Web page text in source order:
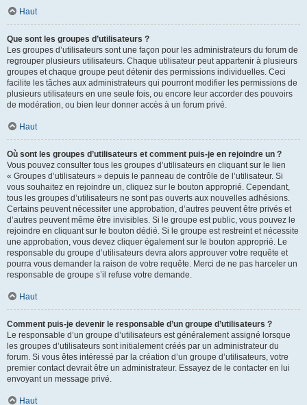
Haut
Que sont les groupes d’utilisateurs ?
Les groupes d’utilisateurs sont une façon pour les administrateurs du forum de
regrouper plusieurs utilisateurs. Chaque utilisateur peut appartenir à plusieurs
groupes et chaque groupe peut détenir des permissions individuelles. Ceci
facilite les tâches aux administrateurs qui pourront modifier les permissions de
plusieurs utilisateurs en une seule fois, ou encore leur accorder des pouvoirs
de modération, ou bien leur donner accès à un forum privé.
Haut
Où sont les groupes d’utilisateurs et comment puis-je en rejoindre un ?
Vous pouvez consulter tous les groupes d’utilisateurs en cliquant sur le lien
« Groupes d’utilisateurs » depuis le panneau de contrôle de l’utilisateur. Si
vous souhaitez en rejoindre un, cliquez sur le bouton approprié. Cependant,
tous les groupes d’utilisateurs ne sont pas ouverts aux nouvelles adhésions.
Certains peuvent nécessiter une approbation, d’autres peuvent être privés et
d’autres peuvent même être invisibles. Si le groupe est public, vous pouvez le
rejoindre en cliquant sur le bouton dédié. Si le groupe est restreint et nécessite
une approbation, vous devez cliquer également sur le bouton approprié. Le
responsable du groupe d’utilisateurs devra alors approuver votre requête et
pourra vous demander la raison de votre requête. Merci de ne pas harceler un
responsable de groupe s’il refuse votre demande.
Haut
Comment puis-je devenir le responsable d’un groupe d’utilisateurs ?
Le responsable d’un groupe d’utilisateurs est généralement assigné lorsque
les groupes d’utilisateurs sont initialement créés par un administrateur du
forum. Si vous êtes intéressé par la création d’un groupe d’utilisateurs, votre
premier contact devrait être un administrateur. Essayez de le contacter en lui
envoyant un message privé.
Haut